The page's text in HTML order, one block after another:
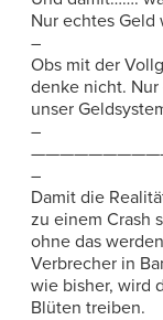
Nur echtes Geld
–
Obs mit der
denke nicht.
unser
–
–
Damit die
zu einem Crash
ohne das
Verbrecher in
wie bisher, wird
Blüten treiben.